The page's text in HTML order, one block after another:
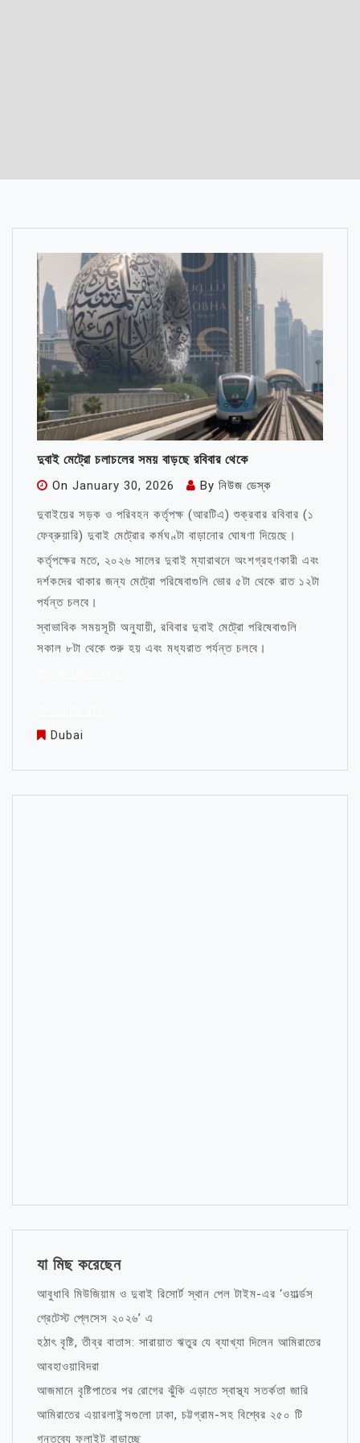
দুবাই মেট্রো চলাচলের সময় বাড়ছে রবিবার থেকে
On January 30, 2026 By নিউজ ডেস্ক
দুবাইয়ের সড়ক ও পরিবহন কর্তৃপক্ষ (আরটিএ) শুক্রবার রবিবার (১
ফেব্রুয়ারি) দুবাই মেট্রোর কর্মঘণ্টা বাড়ানোর ঘোষণা দিয়েছে।
কর্তৃপক্ষের মতে, ২০২৬ সালের দুবাই ম্যারাথনে অংশগ্রহণকারী এবং
দর্শকদের থাকার জন্য মেট্রো পরিষেবাগুলি ভোর ৫টা থেকে রাত ১২টা
পর্যন্ত চলবে।
স্বাভাবিক সময়সূচী অনুযায়ী, রবিবার দুবাই মেট্রো পরিষেবাগুলি
সকাল ৮টা থেকে শুরু হয় এবং মধ্যরাত পর্যন্ত চলবে।
Dubai
যা মিছ করেছেন
আবুধাবি মিউজিয়াম ও দুবাই রিসোর্ট স্থান পেল টাইম-এর ‘ওয়ার্ল্ডস
গ্রেটেস্ট প্লেসেস ২০২৬’ এ
হঠাৎ বৃষ্টি, তীব্র বাতাস: সারায়াত ঋতুর যে ব্যাখ্যা দিলেন আমিরাতের
আবহাওয়াবিদরা
আজমানে বৃষ্টিপাতের পর রোগের ঝুঁকি এড়াতে স্বাস্থ্য সতর্কতা জারি
আমিরাতের এয়ারলাইন্সগুলো ঢাকা, চট্টগ্রাম-সহ বিশ্বের ২৫০ টি
গন্তব্যে ফ্লাইট বাড়াচ্ছে